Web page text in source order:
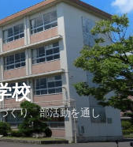
校
くり、部活動を通し